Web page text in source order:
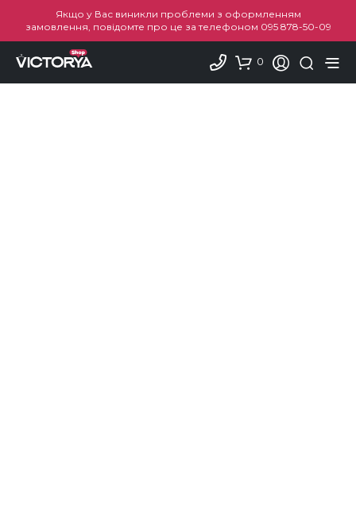
Якщо у Вас виникли проблеми з оформленням
замовлення, повідомте про це за телефоном 095 878-50-09
0